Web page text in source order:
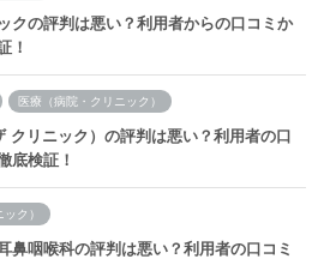
クの評判は悪い？利用者からの口コミか
！
医療（病院・クリニック）
クリニック）の評判は悪い？利用者の口
底検証！
ク）
鼻咽喉科の評判は悪い？利用者の口コミ